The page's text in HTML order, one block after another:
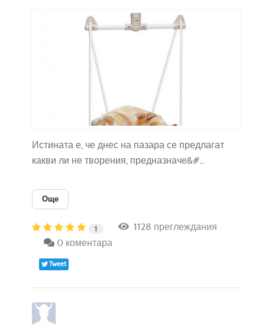
Истината е, че днес на пазара се предлагат
какви ли не творения, предназначе&#...
Още
1
1128 преглеждания
0 коментара
Tweet